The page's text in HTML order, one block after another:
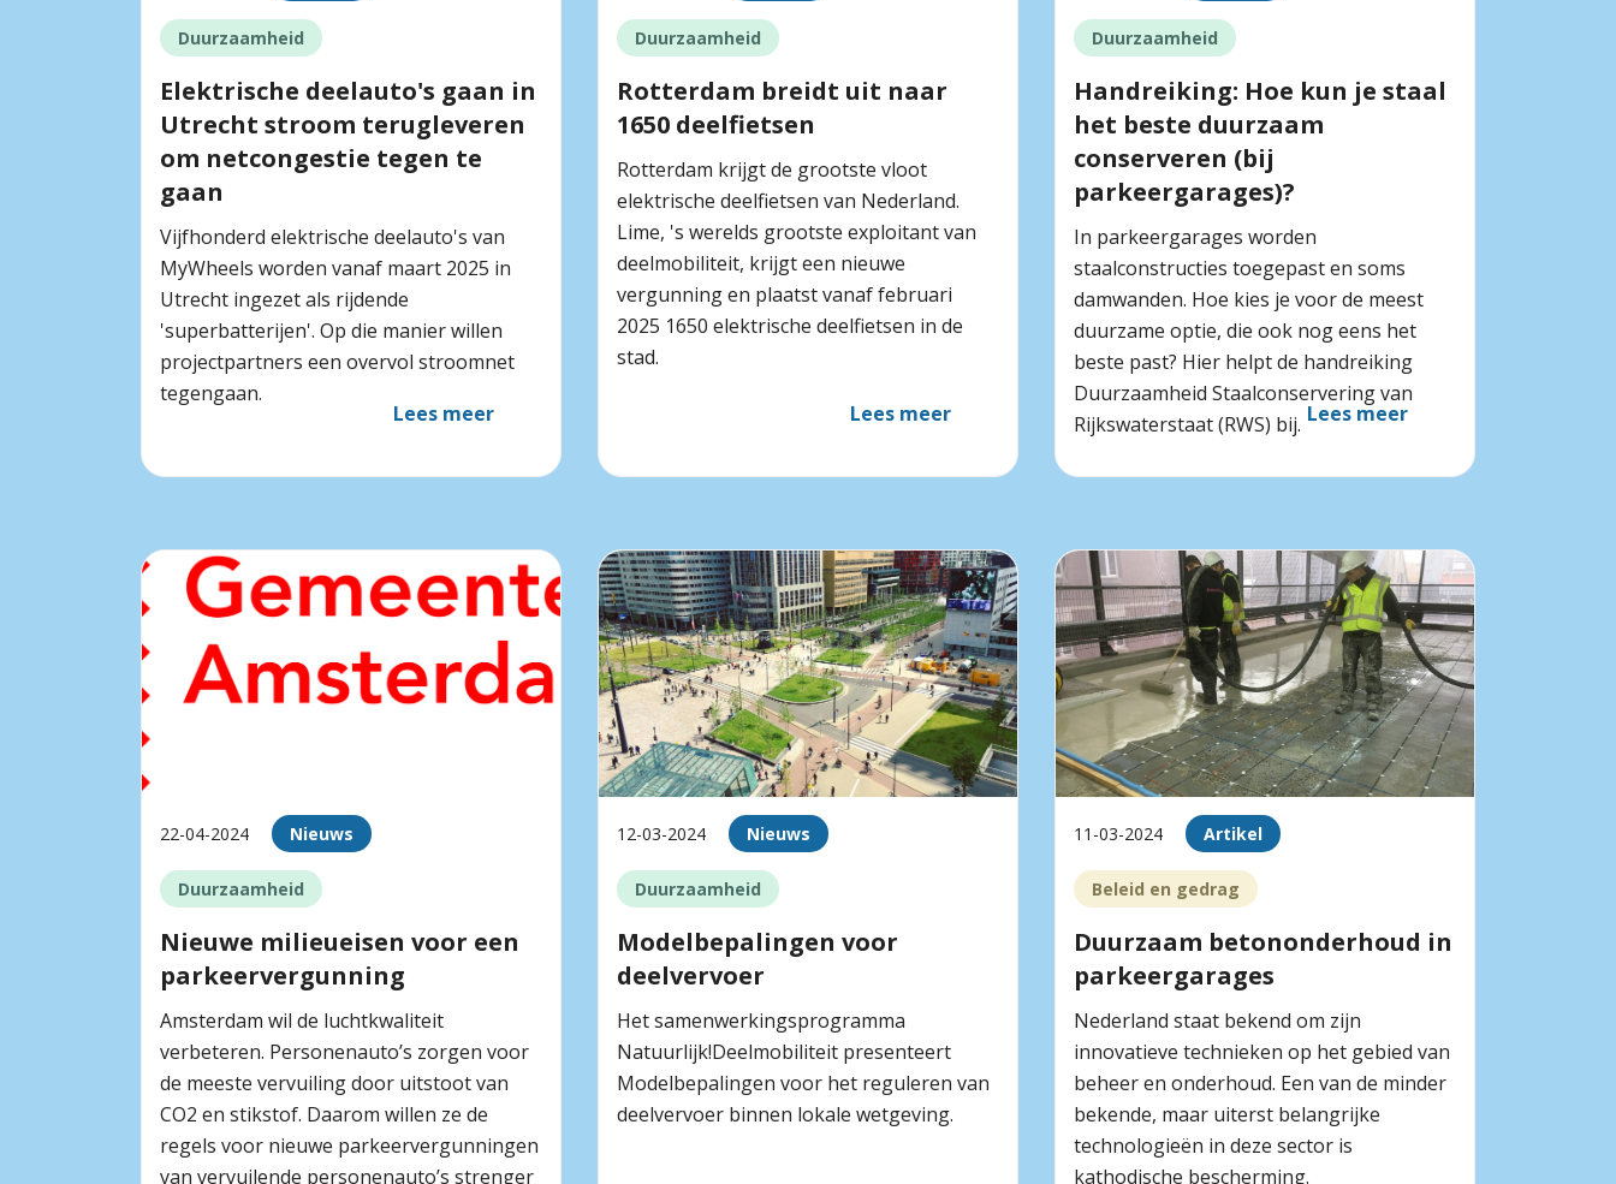
Duurzaamheid
Elektrische deelauto's gaan in
Utrecht stroom terugleveren
om netcongestie tegen te
gaan
Vijfhonderd elektrische deelauto's van
MyWheels worden vanaf maart 2025 in
Utrecht ingezet als rijdende
'superbatterijen'. Op die manier willen
projectpartners een overvol stroomnet
tegengaan.
Lees meer
Duurzaamheid
Rotterdam breidt uit naar
1650 deelfietsen
Rotterdam krijgt de grootste vloot
elektrische deelfietsen van Nederland.
Lime, 's werelds grootste exploitant van
deelmobiliteit, krijgt een nieuwe
vergunning en plaatst vanaf februari
2025 1650 elektrische deelfietsen in de
stad.
Lees meer
Duurzaamheid
Handreiking: Hoe kun je staal
het beste duurzaam
conserveren (bij
parkeergarages)?
In parkeergarages worden
staalconstructies toegepast en soms
damwanden. Hoe kies je voor de meest
duurzame optie, die ook nog eens het
beste past? Hier helpt de handreiking
Duurzaamheid Staalconservering van
Rijkswaterstaat (RWS) bij. Lees meer
22-04-2024 Nieuws
Duurzaamheid
Nieuwe milieueisen voor een
parkeervergunning
Amsterdam wil de luchtkwaliteit
verbeteren. Personenauto’s zorgen voor
de meeste vervuiling door uitstoot van
CO2 en stikstof. Daarom willen ze de
regels voor nieuwe parkeervergunningen
van vervuilende personenauto’s strenger
12-03-2024 Nieuws
Duurzaamheid
Modelbepalingen voor
deelvervoer
Het samenwerkingsprogramma
Natuurlijk!Deelmobiliteit presenteert
Modelbepalingen voor het reguleren van
deelvervoer binnen lokale wetgeving.
11-03-2024 Artikel
Beleid en gedrag
Duurzaam betononderhoud in
parkeergarages
Nederland staat bekend om zijn
innovatieve technieken op het gebied van
beheer en onderhoud. Een van de minder
bekende, maar uiterst belangrijke
technologieën in deze sector is
kathodische bescherming.